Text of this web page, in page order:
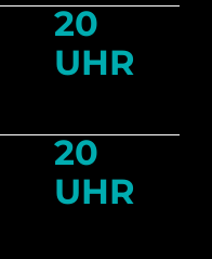
20
UHR
20
UHR